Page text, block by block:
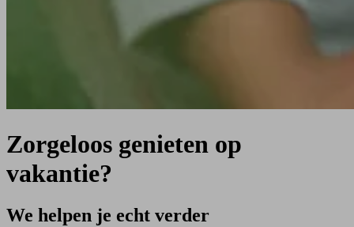
Zorgeloos genieten op
vakantie?
We helpen je echt verder